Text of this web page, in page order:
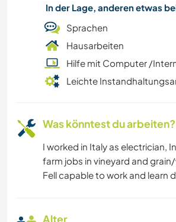
FITNESS
TANZEN
RADFAHREN
ERLEBNISSPORTARTEN
STRAND
In der Lage, anderen etwas
Sprachen
Hausarbeiten
Hilfe mit Computer /
Leichte
Was könntest du arbeiten?
I worked in Italy as electrician,
farm jobs in vineyard and
Fell capable to work and learn
Alter